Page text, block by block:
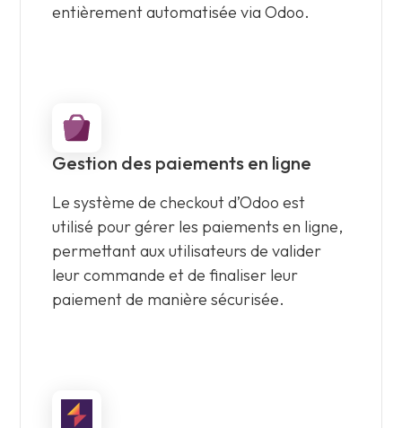
entièrement automatisée via Odoo.
Gestion des paiements en ligne
Le système de checkout d’Odoo est
utilisé pour gérer les paiements en ligne,
permettant aux utilisateurs de valider
leur commande et de finaliser leur
paiement de manière sécurisée.